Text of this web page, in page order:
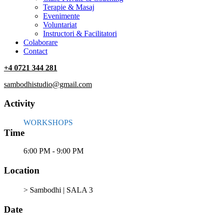
Terapie & Masaj
‎Evenimente
Voluntariat
‏‏‎Instructori & Facilitatori
Colaborare
Contact
+4 0721 344 281
sambodhistudio@gmail.com
Activity
WORKSHOPS
Time
6:00 PM - 9:00 PM
Location
> Sambodhi | SALA 3
Date